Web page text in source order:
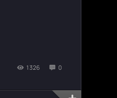
1326 0